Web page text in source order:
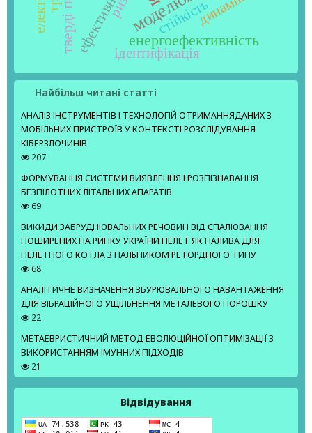
енергоефективність
стійкість
ідентифікація
Найбільш читані статті
АНАЛІЗ ІНСТРУМЕНТІВ І ТЕХНОЛОГІЙ ОТРИМАННЯДАНИХ З
МОБІЛЬНИХ ПРИСТРОЇВ У КОНТЕКСТІ РОЗСЛІДУВАННЯ
КІБЕРЗЛОЧИНІВ
207
ФОРМУВАННЯ СИСТЕМИ ВИЯВЛЕННЯ І РОЗПІЗНАВАННЯ
БЕЗПІЛОТНИХ ЛІТАЛЬНИХ АПАРАТІВ
69
ВИКИДИ ЗАБРУДНЮВАЛЬНИХ РЕЧОВИН ВІД СПАЛЮВАННЯ
ПОШИРЕНИХ НА РИНКУ УКРАЇНИ ПЕЛЕТ ЯК ПАЛИВА ДЛЯ
ПЕЛЕТНОГО КОТЛА З ПАЛЬНИКОМ РЕТОРДНОГО ТИПУ
68
АНАЛІТИЧНЕ ВИЗНАЧЕННЯ ЗБУРЮВАЛЬНОГО НАВАНТАЖЕННЯ
ДЛЯ ВІБРАЦІЙНОГО УЩІЛЬНЕННЯ МЕТАЛЕВОГО ПОРОШКУ
22
МЕТАЕВРИСТИЧНИЙ МЕТОД ЕВОЛЮЦІЙНОЇ ОПТИМІЗАЦІЇ З
ВИКОРИСТАННЯМ ІМУННИХ ПІДХОДІВ
21
Відвідування